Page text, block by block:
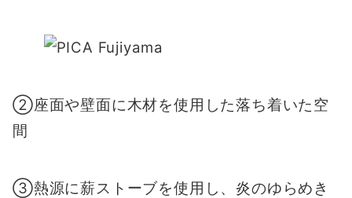
②座面や壁面に木材を使用した落ち着いた空
間
③熱源に薪ストーブを使用し、炎のゆらめき